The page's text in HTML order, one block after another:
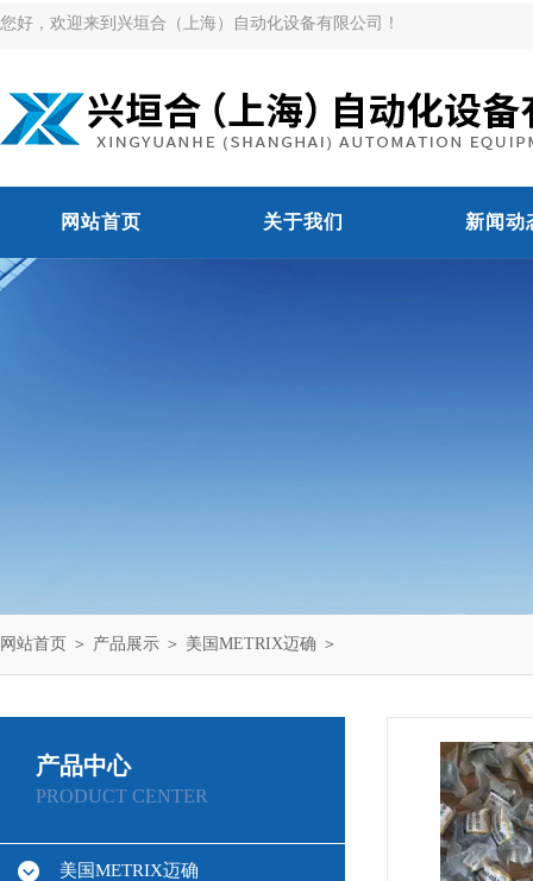
您好，欢迎来到兴垣合（上海）自动化设备有限公司！
网站首页 关于我们 新闻动
网站首页 ＞ 产品展示 ＞ 美国METRIX迈确 ＞
产品中心
PRODUCT CENTER
美国METRIX迈确